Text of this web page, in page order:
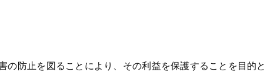
の防止を図ることにより、その利益を保護することを目的と